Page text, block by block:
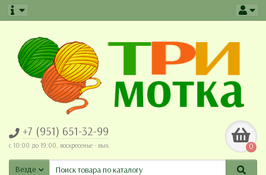
+7 (951) 651-32-99
c 10:00 до 19:00, воскресенье - вых. 0
Везде